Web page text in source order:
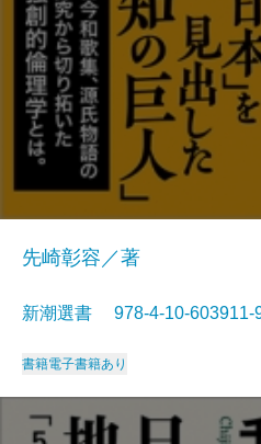
先崎彰容／著
新潮選書 978-4-10-
書籍電子書籍あり